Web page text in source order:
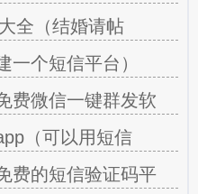
全（结婚请帖
一个短信平台）
费微信一键群发软
（可以用短信
费的短信验证码平